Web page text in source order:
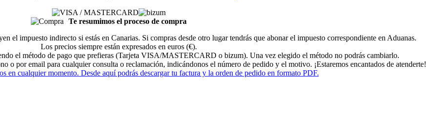
Te resumimos el proceso de compra
el impuesto indirecto si estás en Canarias. Si compras desde otro lugar tendrás que abonar el impuesto correspondiente en Aduanas.
Los precios siempre están expresados en euros (€).
el método de pago que prefieras (Tarjeta VISA/MASTERCARD o bizum). Una vez elegido el método no podrás cambiarlo.
o por email para cualquier consulta o reclamación, indicándonos el número de pedido y el motivo. ¡Estaremos encantados de atenderte!
en cualquier momento. Desde aquí podrás descargar tu factura y la orden de pedido en formato PDF.